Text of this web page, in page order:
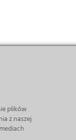
plików
z naszej